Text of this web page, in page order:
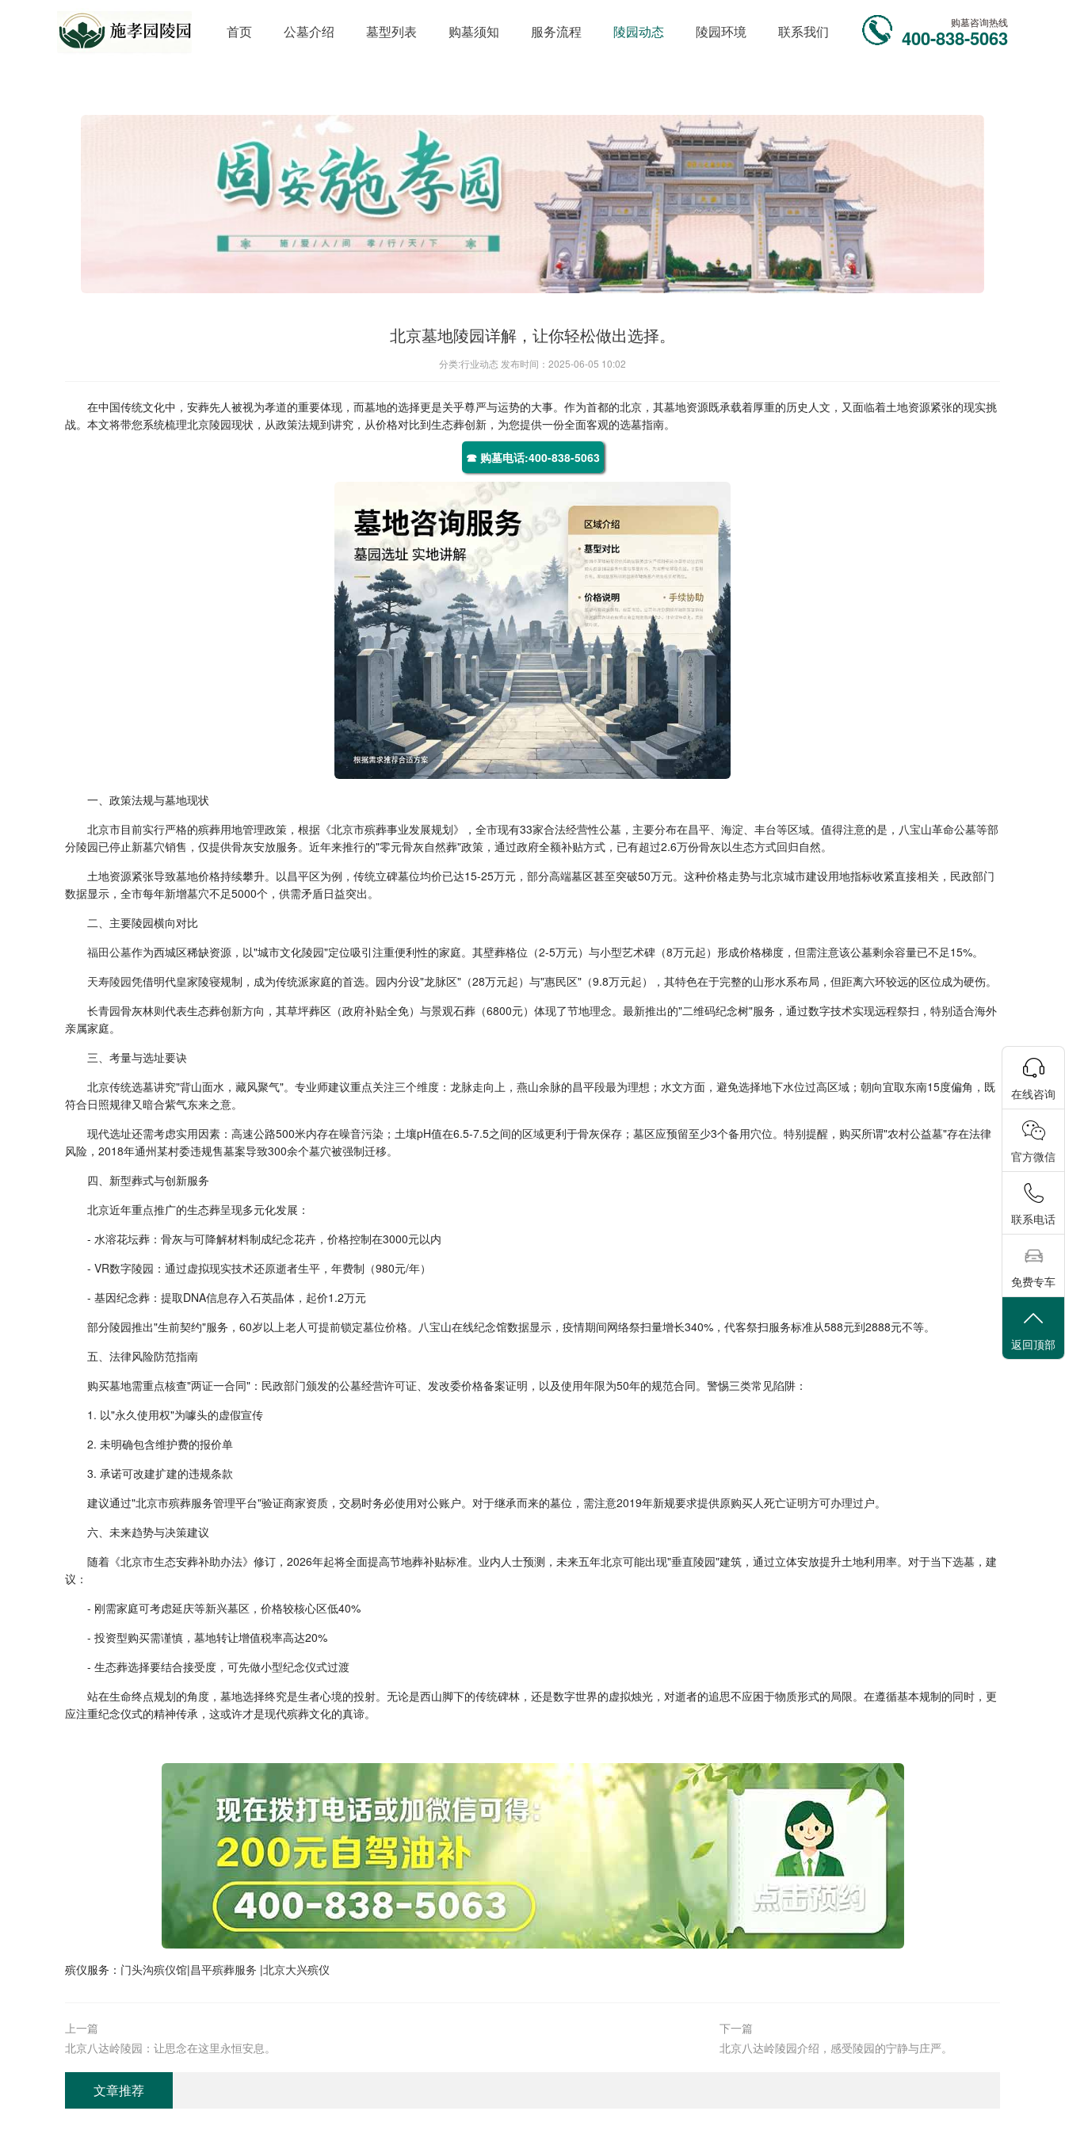
首页 公墓介绍 墓型列表 购墓须知 服务流程 陵园动态 陵园环境 联系我们
购墓咨询热线
400-838-5063
北京墓地陵园详解，让你轻松做出选择。
分类:行业动态 发布时间：2025-06-05 10:02
在中国传统文化中，安葬先人被视为孝道的重要体现，而墓地的选择更是关乎尊严与运势的大事。作为首都的北京，其墓地资源既承载着厚重的历史人文，又面临着土地资源紧张的现实挑
战。本文将带您系统梳理北京陵园现状，从政策法规到讲究，从价格对比到生态葬创新，为您提供一份全面客观的选墓指南。
☎ 购墓电话:400-838-5063
一、政策法规与墓地现状
北京市目前实行严格的殡葬用地管理政策，根据《北京市殡葬事业发展规划》，全市现有33家合法经营性公墓，主要分布在昌平、海淀、丰台等区域。值得注意的是，八宝山革命公墓等部
分陵园已停止新墓穴销售，仅提供骨灰安放服务。近年来推行的"零元骨灰自然葬"政策，通过政府全额补贴方式，已有超过2.6万份骨灰以生态方式回归自然。
土地资源紧张导致墓地价格持续攀升。以昌平区为例，传统立碑墓位均价已达15-25万元，部分高端墓区甚至突破50万元。这种价格走势与北京城市建设用地指标收紧直接相关，民政部门
数据显示，全市每年新增墓穴不足5000个，供需矛盾日益突出。
二、主要陵园横向对比
福田公墓作为西城区稀缺资源，以"城市文化陵园"定位吸引注重便利性的家庭。其壁葬格位（2-5万元）与小型艺术碑（8万元起）形成价格梯度，但需注意该公墓剩余容量已不足15%。
天寿陵园凭借明代皇家陵寝规制，成为传统派家庭的首选。园内分设"龙脉区"（28万元起）与"惠民区"（9.8万元起），其特色在于完整的山形水系布局，但距离六环较远的区位成为硬伤。
长青园骨灰林则代表生态葬创新方向，其草坪葬区（政府补贴全免）与景观石葬（6800元）体现了节地理念。最新推出的"二维码纪念树"服务，通过数字技术实现远程祭扫，特别适合海外
亲属家庭。
三、考量与选址要诀
北京传统选墓讲究"背山面水，藏风聚气"。专业师建议重点关注三个维度：龙脉走向上，燕山余脉的昌平段最为理想；水文方面，避免选择地下水位过高区域；朝向宜取东南15度偏角，既
符合日照规律又暗合紫气东来之意。
现代选址还需考虑实用因素：高速公路500米内存在噪音污染；土壤pH值在6.5-7.5之间的区域更利于骨灰保存；墓区应预留至少3个备用穴位。特别提醒，购买所谓"农村公益墓"存在法律
风险，2018年通州某村委违规售墓案导致300余个墓穴被强制迁移。
四、新型葬式与创新服务
北京近年重点推广的生态葬呈现多元化发展：
- 水溶花坛葬：骨灰与可降解材料制成纪念花卉，价格控制在3000元以内
- VR数字陵园：通过虚拟现实技术还原逝者生平，年费制（980元/年）
- 基因纪念葬：提取DNA信息存入石英晶体，起价1.2万元
部分陵园推出"生前契约"服务，60岁以上老人可提前锁定墓位价格。八宝山在线纪念馆数据显示，疫情期间网络祭扫量增长340%，代客祭扫服务标准从588元到2888元不等。
五、法律风险防范指南
购买墓地需重点核查"两证一合同"：民政部门颁发的公墓经营许可证、发改委价格备案证明，以及使用年限为50年的规范合同。警惕三类常见陷阱：
1. 以"永久使用权"为噱头的虚假宣传
2. 未明确包含维护费的报价单
3. 承诺可改建扩建的违规条款
建议通过"北京市殡葬服务管理平台"验证商家资质，交易时务必使用对公账户。对于继承而来的墓位，需注意2019年新规要求提供原购买人死亡证明方可办理过户。
六、未来趋势与决策建议
随着《北京市生态安葬补助办法》修订，2026年起将全面提高节地葬补贴标准。业内人士预测，未来五年北京可能出现"垂直陵园"建筑，通过立体安放提升土地利用率。对于当下选墓，建
议：
- 刚需家庭可考虑延庆等新兴墓区，价格较核心区低40%
- 投资型购买需谨慎，墓地转让增值税率高达20%
- 生态葬选择要结合接受度，可先做小型纪念仪式过渡
站在生命终点规划的角度，墓地选择终究是生者心境的投射。无论是西山脚下的传统碑林，还是数字世界的虚拟烛光，对逝者的追思不应困于物质形式的局限。在遵循基本规制的同时，更
应注重纪念仪式的精神传承，这或许才是现代殡葬文化的真谛。
殡仪服务： 门头沟殡仪馆|昌平殡葬服务 |北京大兴殡仪
上一篇
北京八达岭陵园：让思念在这里永恒安息。
下一篇
北京八达岭陵园介绍，感受陵园的宁静与庄严。
文章推荐
在线咨询
官方微信
联系电话
免费专车
返回顶部